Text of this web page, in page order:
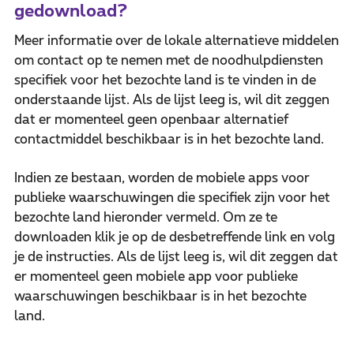
gedownload?
Meer informatie over de lokale alternatieve middelen
om contact op te nemen met de noodhulpdiensten
specifiek voor het bezochte land is te vinden in de
onderstaande lijst. Als de lijst leeg is, wil dit zeggen
dat er momenteel geen openbaar alternatief
contactmiddel beschikbaar is in het bezochte land.
Indien ze bestaan, worden de mobiele apps voor
publieke waarschuwingen die specifiek zijn voor het
bezochte land hieronder vermeld. Om ze te
downloaden klik je op de desbetreffende link en volg
je de instructies. Als de lijst leeg is, wil dit zeggen dat
er momenteel geen mobiele app voor publieke
waarschuwingen beschikbaar is in het bezochte
land.